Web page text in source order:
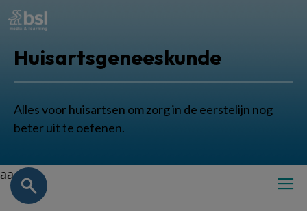
Huisartsgeneeskunde
Alles voor huisartsen om zorg in de eerstelijn nog
beter uit te oefenen.
aa